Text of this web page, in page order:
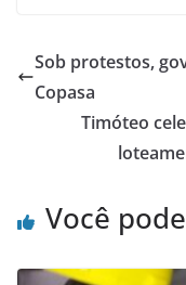
Sob protestos,
Copasa
Timóteo
Você